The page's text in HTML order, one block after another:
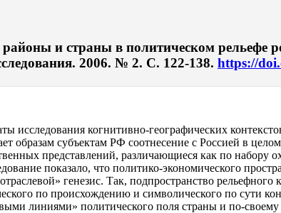
и страны в политическом рельефе
2006. № 2. С. 122-138. https://
исследования когнитивно-географических
образам субъектам РФ соотнесение с Россией в
представлений, различающиеся как по набору
показало, что политико-экономического
генезис. Так, подпространство
по происхождению и символического по сути
линиями» политического поля страны и по-